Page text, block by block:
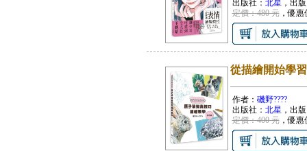
出版社： 北星 ，出
定價：480 元，優惠
從描繪開始學
作者： 磯野????
出版社： 北星 ，出
定價：400 元，優惠